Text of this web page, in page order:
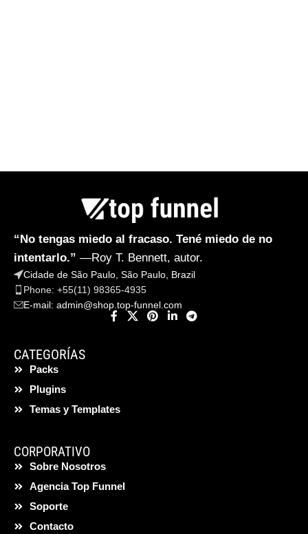
“No tengas miedo al fracaso. Tené miedo de no
intentarlo.” —Roy T. Bennett, autor.
Cidade de São Paulo, São Paulo, Brazil
Phone: +55(11) 98365-4935
E-mail: admin@shop.top-funnel.com
CATEGORÍAS
Packs
Plugins
Temas y Templates
CORPORATIVO
Sobre Nosotros
Agencia Top Funnel
Soporte
Contacto